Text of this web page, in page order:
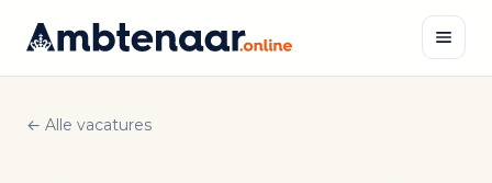
inhoud
← Alle vacatures